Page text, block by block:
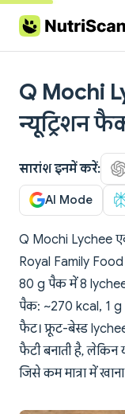
Skip to content
Q Mochi
न्यूट्रिशन
सारांश इनमें करें:
AI Mode
Q Mochi Lychee
Royal Family Food
80 g पैक में 8 lychee-
पैक: ~270 kcal, 1 g
फैट। फ्रूट-बेस्ड
फैटी बनाती है, लेकिन
जिसे कम मात्रा में खाना